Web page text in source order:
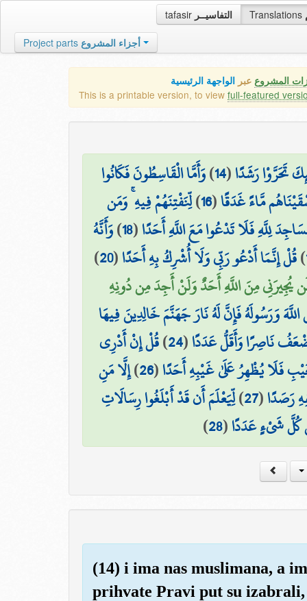
tafasir التفاسيــر Translations
Project parts أجزاء المشروع
المشروع عبر الواجهة الرئيسية
This is a printable version, to view full-featured
تَحَرَّوْا رَشَدًا(
14
)وَأَمَّا الْقَاسِطُونَ فَكَانُوا
مَّاءً غَدَقًا(
16
)لِّنَفْتِنَهُمْ فِيهِ ۚ وَمَن
لِلَّهِ فَلَا تَدْعُوا مَعَ اللَّهِ أَحَدًا(
18
)وَأَنَّهُ
)قُلْ إِنَّمَا أَدْعُو رَبِّي وَلَا أُشْرِكُ بِهِ أَحَدًا(
20
)
يُجِيرَنِي مِنَ اللَّهِ أَحَدٌ وَلَنْ أَجِدَ مِن دُونِهِ
وَرَسُولَهُ فَإِنَّ لَهُ نَارَ جَهَنَّمَ خَالِدِينَ فِيهَا
نَاصِرًا وَأَقَلُّ عَدَدًا(
24
)قُلْ إِنْ أَدْرِي
فَلَا يُظْهِرُ عَلَىٰ غَيْبِهِ أَحَدًا(
26
)إِلَّا مَنِ
رَصَدًا(
27
)لِّيَعْلَمَ أَن قَدْ أَبْلَغُوا رِسَالَاتِ
كُلَّ شَيْءٍ عَدَدًا(
28
)
(14) i ima nas muslimana, a
prihvate Pravi put su izabrali,